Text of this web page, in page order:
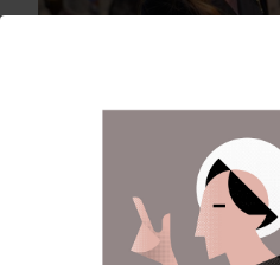
L’acte, que se celebra
mostra de devoció
Valéncia, va reunir a
fallers i diverses
festiu i social valencià.